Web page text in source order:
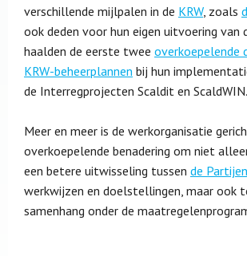
verschillende mijlpalen in de KRW, zoals
ook deden voor hun eigen uitvoering van
haalden de eerste twee overkoepelende
KRW-beheerplannen bij hun
de Interregprojecten Scaldit en ScaldWIN.
Meer en meer is de werkorganisatie
overkoepelende benadering om niet
een betere uitwisseling tussen de Partijen
werkwijzen en doelstellingen, maar ook
samenhang onder de